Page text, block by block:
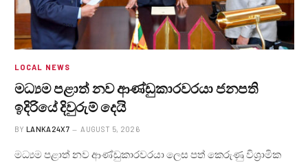
LOCAL NEWS
මධ්‍යම පළාත් නව ආණ්ඩුකාරවරයා ජනපති
ඉදිරියේ දිවුරුම් දෙයි
BY LANKA24X7 AUGUST 5, 2026
මධ්‍යම පළාත් නව ආණ්ඩුකාරවරයා ලෙස පත් කෙරුණු විශ්‍රාමික